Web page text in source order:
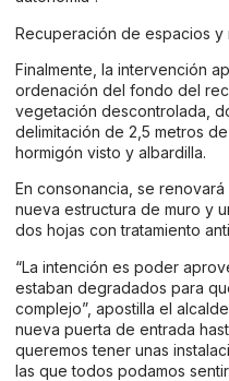
Recuperación de espacios y
Finalmente, la intervención
ordenación del fondo del
vegetación descontrolada,
delimitación de 2,5 metros
hormigón visto y albardilla.
En consonancia, se
nueva estructura de muro y
dos hojas con tratamiento
“La intención es poder
estaban degradados para
complejo”, apostilla el
nueva puerta de entrada
queremos tener unas
las que todos podamos